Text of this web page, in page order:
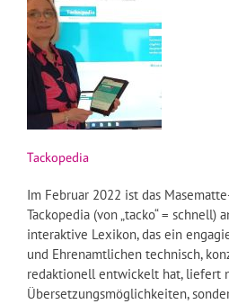
Tackopedia
Im Februar 2022 ist das
Tackopedia (von „tacko“ = schnell)
interaktive Lexikon, das ein
und Ehrenamtlichen technisch,
redaktionell entwickelt hat, liefert
Übersetzungsmöglichkeiten,